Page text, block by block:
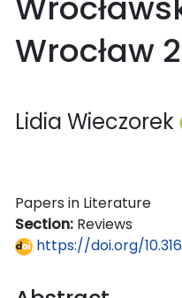
Wrocław
Lidia Wieczorek
Papers in Literature
Section: Reviews
https://doi.org/